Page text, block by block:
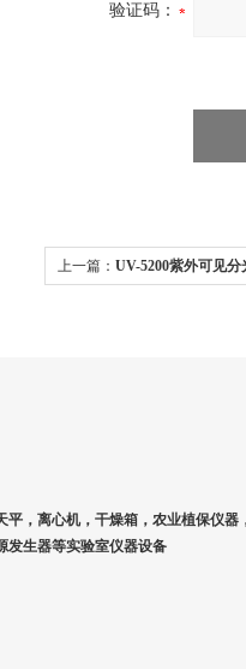
验证码：
上一篇： UV-5200紫外可见
平，离心机，干燥箱，农业植保仪器
发生器等实验室仪器设备